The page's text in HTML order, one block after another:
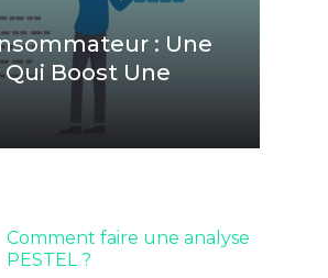
: Une
Boost Une
Comment faire une analyse
PESTEL ?